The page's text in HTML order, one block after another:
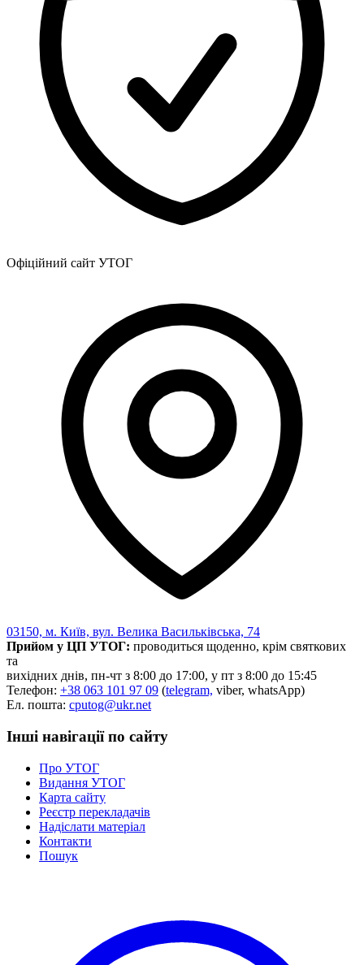
Офіційний сайт УТОГ
03150, м. Київ, вул. Велика Васильківська, 74
Прийом у ЦП УТОГ: проводиться щоденно, крім святкових
та
вихідних днів, пн-чт з 8:00 до 17:00, у пт з 8:00 до 15:45
Телефон: +38 063 101 97 09 (telegram, viber, whatsApp)
Ел. пошта: cputog@ukr.net
Інші навігації по сайту
Про УТОГ
Видання УТОГ
Карта сайту
Реєстр перекладачів
Надіслати матеріал
Контакти
Пошук